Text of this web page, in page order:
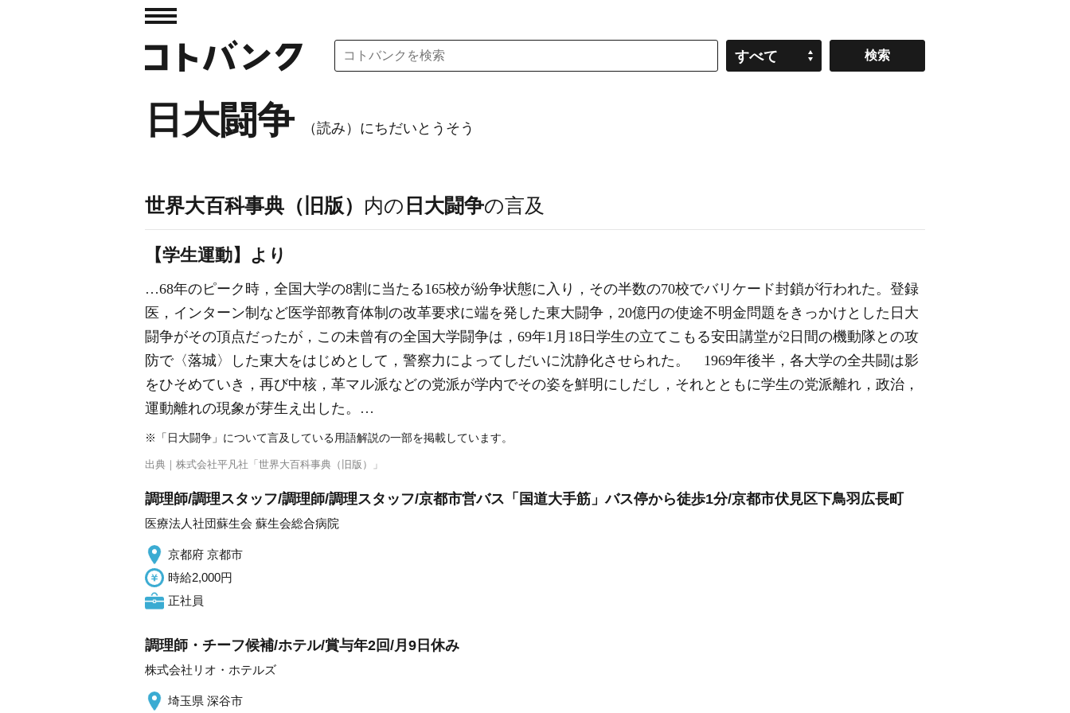
すべて
日大闘争 （読み）にちだいとうそう
世界大百科事典（旧版） 内の 日大闘争の言及
【学生運動】より
…68年のピーク時，全国大学の8割に当たる165校が紛争状態に入り，その半数の70校でバリケード封鎖が行われた。登録
医，インターン制など医学部教育体制の改革要求に端を発した東大闘争，20億円の使途不明金問題をきっかけとした日大
闘争がその頂点だったが，この未曾有の全国大学闘争は，69年1月18日学生の立てこもる安田講堂が2日間の機動隊との攻
防で〈落城〉した東大をはじめとして，警察力によってしだいに沈静化させられた。 1969年後半，各大学の全共闘は影
をひそめていき，再び中核，革マル派などの党派が学内でその姿を鮮明にしだし，それとともに学生の党派離れ，政治，
運動離れの現象が芽生え出した。…
※「日大闘争」について言及している用語解説の一部を掲載しています。
出典｜ 株式会社平凡社「世界大百科事典（旧版）」
調理師/調理スタッフ/調理師/調理スタッフ/京都市営バス「国道大手筋」バス停から徒歩1分/京都市伏見区下鳥羽広長町
医療法人社団蘇生会 蘇生会総合病院
京都府 京都市
時給2,000円
正社員
調理師・チーフ候補/ホテル/賞与年2回/月9日休み
株式会社リオ・ホテルズ
埼玉県 深谷市